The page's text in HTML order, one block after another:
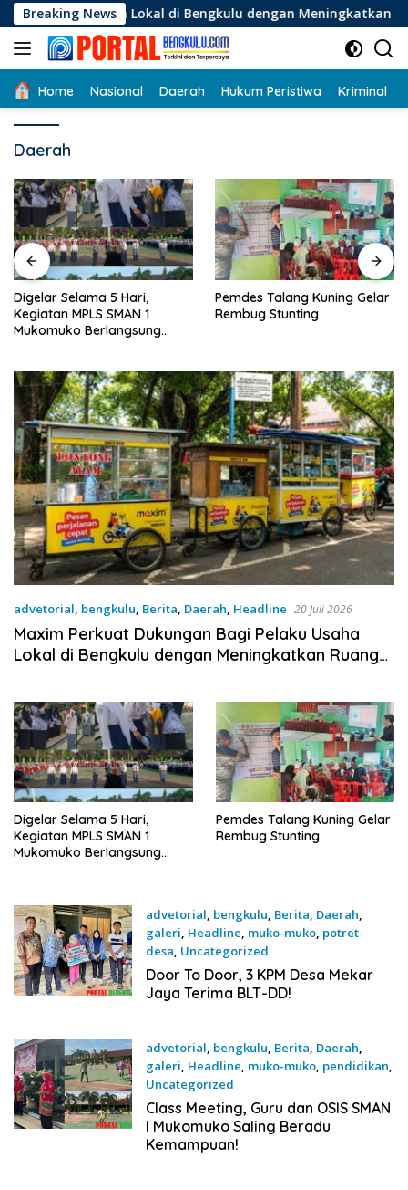
Langsung
ke
konten
Breaking News
di Bengkulu dengan Meningkatkan Ruang Publik dan
Home Nasional Daerah Hukum Peristiwa Kriminal
Daerah
Digelar Selama 5 Hari,
Kegiatan MPLS SMAN 1
Mukomuko Berlangsung
Pemdes Talang Kuning Gelar
Rembug Stunting
advetorial, bengkulu, Berita, Daerah, Headline 20 Juli 2026
Maxim Perkuat Dukungan Bagi Pelaku Usaha
Lokal di Bengkulu dengan Meningkatkan Ruang
Digelar Selama 5 Hari,
Kegiatan MPLS SMAN 1
Mukomuko Berlangsung
Pemdes Talang Kuning Gelar
Rembug Stunting
advetorial, bengkulu, Berita, Daerah,
galeri, Headline, muko-muko, potret-
desa, Uncategorized
18 Juni 2026
Door To Door, 3 KPM Desa Mekar
Jaya Terima BLT-DD!
advetorial, bengkulu, Berita, Daerah,
galeri, Headline, muko-muko, pendidikan,
Uncategorized
17 Juni 2026
Class Meeting, Guru dan OSIS SMAN
I Mukomuko Saling Beradu
Kemampuan!